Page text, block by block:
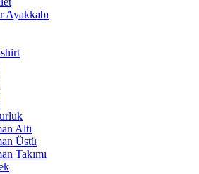
Ayakkabı
Altı
Üstü
Takımı